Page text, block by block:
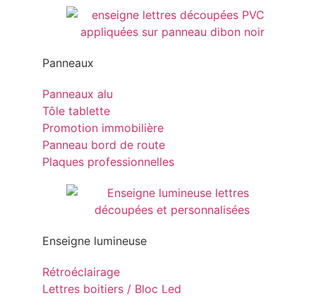
Panneaux
Panneaux alu
Tôle tablette
Promotion immobilière
Panneau bord de route
Plaques professionnelles
Enseigne lumineuse
Rétroéclairage
Lettres boitiers / Bloc Led